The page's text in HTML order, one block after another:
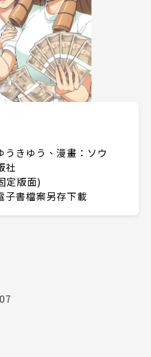
うきゆう、漫畫：ソウ
社
定版面)
子書檔案另存下載